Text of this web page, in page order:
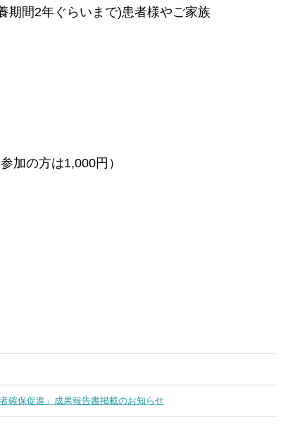
期間2年ぐらいまで)患者様やご家族
加の方は1,000円）
確保促進」成果報告書掲載のお知らせ